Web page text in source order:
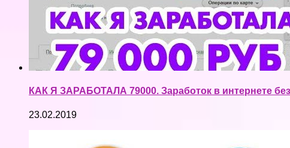
КАК Я ЗАРАБОТАЛА 79000. Заработок в интернете
23.02.2019